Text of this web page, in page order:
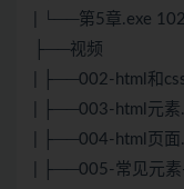
| └──第5章.exe
├──视频
| ├──002-html和
| ├──003-html元素
| ├──004-html页面
| ├──005-常见元